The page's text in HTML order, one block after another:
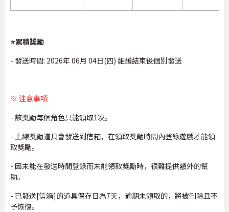
⭐累積獎勵
- 發送時間: 2026年 06月 04日(四) 維護結束後個別發送
※ 注意事項
- 該獎勵每個角色只能領取1次。
- 上線獎勵道具會發送到信箱，在領取獎勵時間內登錄遊戲才能領
取獎勵。
- 因未能在發送時間登錄而未能領取獎勵時，很難提供額外的幫
助。
- 已發送[信箱]的道具保存日為7天，逾期未領取的，將被刪除且不
予恢復。